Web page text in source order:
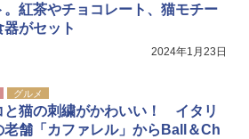
。紅茶やチョコレート、猫モチー
器がセット
2024年1月23日
グルメ
と猫の刺繍がかわいい！ イタリ
老舗「カファレル」からBall＆Ch